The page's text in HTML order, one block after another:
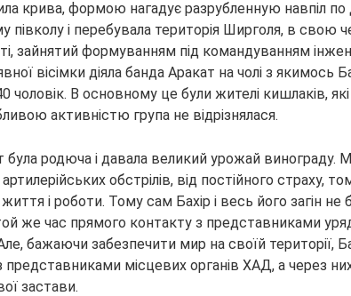
крива, формою нагадує разрубленную навпіл по
півколу і перебувала територія Ширголя, в свою
зайнятий формуванням під командуванням
вісімки діяла банда Аракат на чолі з якимось
чоловік. В основному це були жителі кишлаків,
активністю група не відрізнялася.
була родюча і давала великий урожай винограду.
артилерійських обстрілів, від постійного страху,
і роботи. Тому сам Бахір і весь його загін не
той же час прямого контакту з представниками
бажаючи забезпечити мир на своїй території,
представниками місцевих органів ХАД, а через
застави.